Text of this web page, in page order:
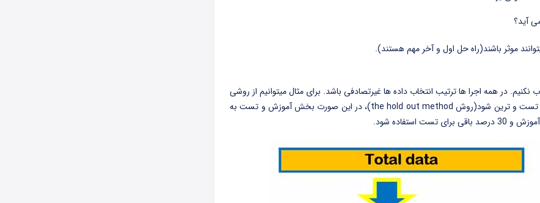
موثر باشند(راه حل اول و آخر مهم هستند).
در همه اجرا ها ترتیب انتخاب داده ها غیرتصادفی باشد. برای مثال میتوانیم از روشی
مثل k-fold cross validation استفاده کنیم. و یا اگر قرار هست مدل یک بار تست و ترین شود(روش the hold out method)، در این صورت بخش آموزش و تست به